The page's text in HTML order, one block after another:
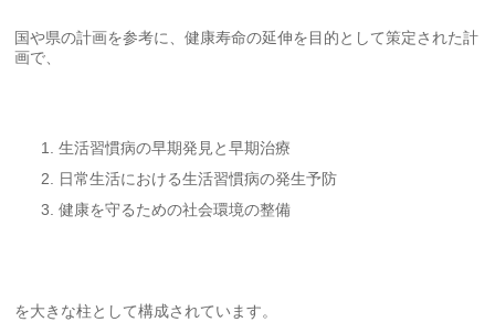
国や県の計画を参考に、健康寿命の延伸を目的として策定された計
画で、
生活習慣病の早期発見と早期治療
日常生活における生活習慣病の発生予防
健康を守るための社会環境の整備
を大きな柱として構成されています。